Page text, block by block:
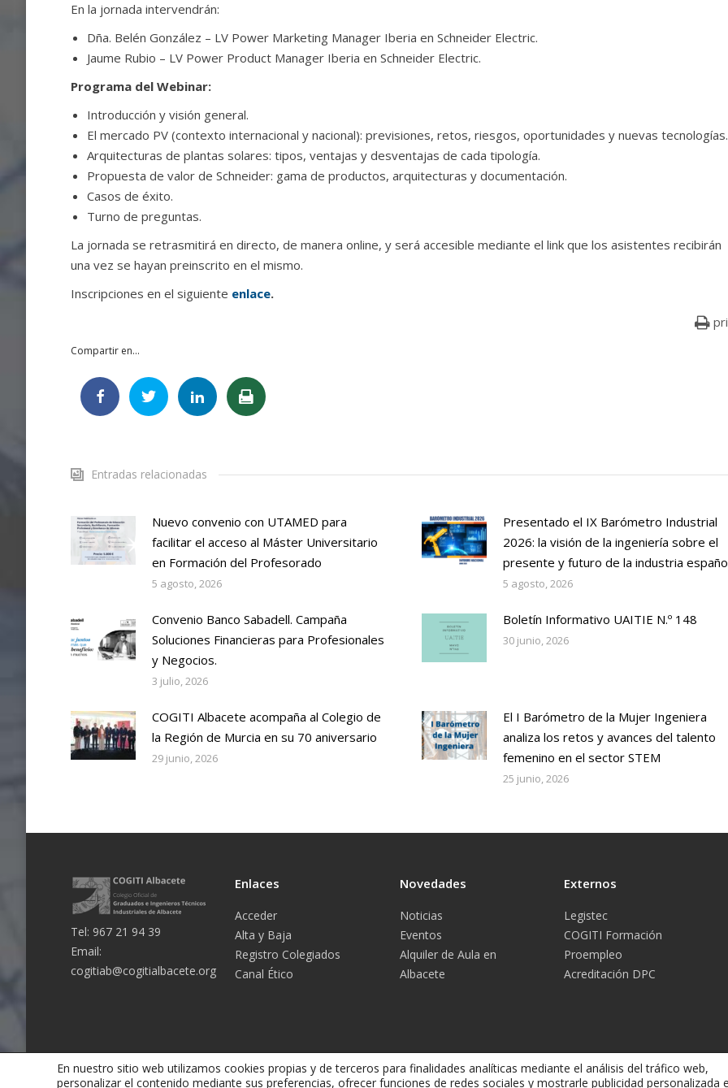
En la jornada intervendrán:
Dña. Belén González – LV Power Marketing Manager Iberia en Schneider Electric.
Jaume Rubio – LV Power Product Manager Iberia en Schneider Electric.
Programa del Webinar:
Introducción y visión general.
El mercado PV (contexto internacional y nacional): previsiones, retos, riesgos, oportunidades y nuevas tecnologías.
Arquitecturas de plantas solares: tipos, ventajas y desventajas de cada tipología.
Propuesta de valor de Schneider: gama de productos, arquitecturas y documentación.
Casos de éxito.
Turno de preguntas.
La jornada se retrasmitirá en directo, de manera online, y será accesible mediante el link que los asistentes recibirán
una vez se hayan preinscrito en el mismo.
Inscripciones en el siguiente enlace.
Compartir en...
Entradas relacionadas
Nuevo convenio con UTAMED para
facilitar el acceso al Máster Universitario
en Formación del Profesorado
5 agosto, 2026
Presentado el IX Barómetro Industrial
2026: la visión de la ingeniería sobre el
presente y futuro de la industria
5 agosto, 2026
Convenio Banco Sabadell. Campaña
Soluciones Financieras para Profesionales
y Negocios.
3 julio, 2026
Boletín Informativo UAITIE N.º 148
30 junio, 2026
COGITI Albacete acompaña al Colegio de
la Región de Murcia en su 70 aniversario
29 junio, 2026
El I Barómetro de la Mujer Ingeniera
analiza los retos y avances del talento
femenino en el sector STEM
25 junio, 2026
Tel: 967 21 94 39
Email:
cogitiab@cogitialbacete.org
Enlaces
Acceder
Alta y Baja
Registro Colegiados
Canal Ético
Novedades
Noticias
Eventos
Alquiler de Aula en
Albacete
Externos
Legistec
COGITI Formación
Proempleo
Acreditación DPC
En nuestro sitio web utilizamos cookies propias y de terceros para finalidades analíticas mediante el análisis del tráfico web,
personalizar el contenido mediante sus preferencias, ofrecer funciones de redes sociales y mostrarle publicidad personalizada